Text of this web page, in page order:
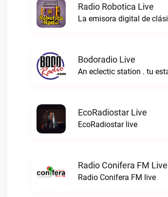
Radio Robotica Live
La emisora digital de
Bodoradio Live
An eclectic station . tu
EcoRadiostar Live
EcoRadiostar live
Radio Conifera FM Live
Radio Conifera FM live